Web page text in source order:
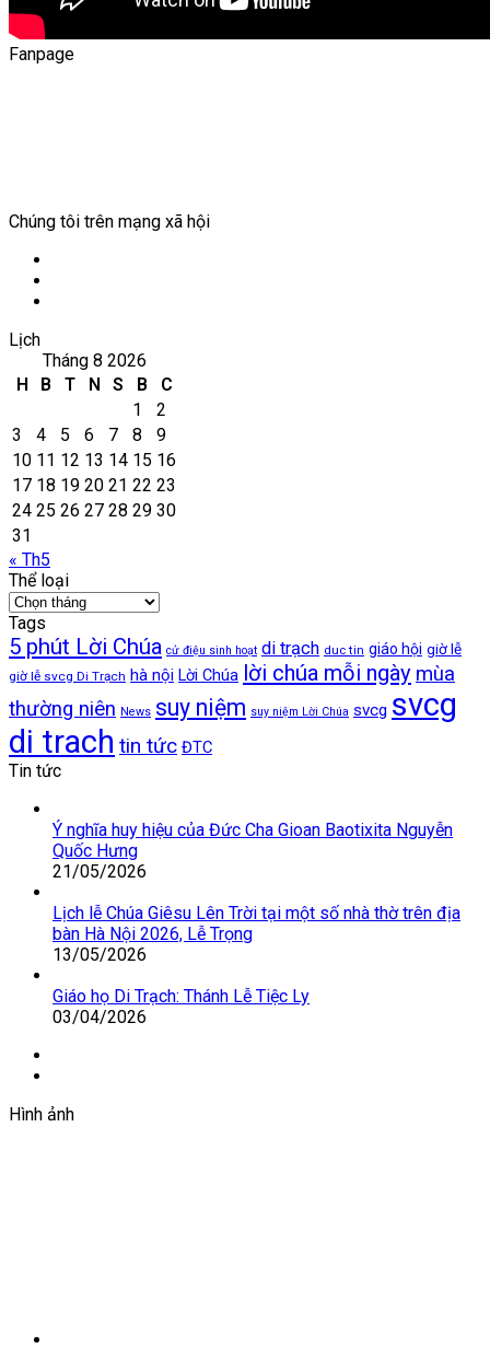
Fanpage
Chúng tôi trên mạng xã hội
Lịch
Tháng 8 2026
H
B T N S B
C
1
2
3
4 5 6 7 8
9
10 11 12 13 14 15 16
17 18 19 20 21 22 23
24 25 26 27 28 29 30
31
« Th5
Thể loại
Thể
loại
Tags
5 phút Lời Chúa cử điệu sinh hoạt di trạch duc tin giáo hội giờ lễ
giờ lễ svcg Di Trạch hà nội Lời Chúa lời chúa mỗi ngày mùa
thường niên News suy niệm suy niệm Lời Chúa svcg svcg
di trach tin tức ĐTC
Tin tức
Ý nghĩa huy hiệu của Đức Cha Gioan Baotixita Nguyễn
Quốc Hưng
21/05/2026
Lịch lễ Chúa Giêsu Lên Trời tại một số nhà thờ trên địa
bàn Hà Nội 2026, Lễ Trọng
13/05/2026
Giáo họ Di Trạch: Thánh Lễ Tiệc Ly
03/04/2026
Hình ảnh